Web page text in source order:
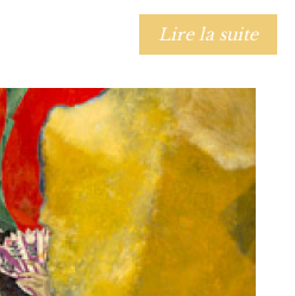
Lire la suite